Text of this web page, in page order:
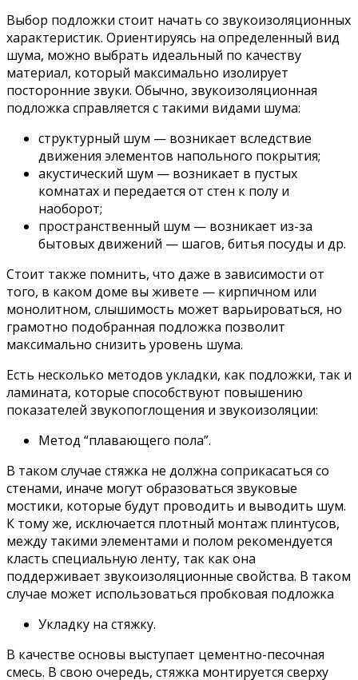
Выбор подложки стоит начать со звукоизоляционных
характеристик. Ориентируясь на определенный вид
шума, можно выбрать идеальный по качеству
материал, который максимально изолирует
посторонние звуки. Обычно, звукоизоляционная
подложка справляется с такими видами шума:
структурный шум — возникает вследствие
движения элементов напольного покрытия;
акустический шум — возникает в пустых
комнатах и передается от стен к полу и
наоборот;
пространственный шум — возникает из-за
бытовых движений — шагов, битья посуды и др.
Стоит также помнить, что даже в зависимости от
того, в каком доме вы живете — кирпичном или
монолитном, слышимость может варьироваться, но
грамотно подобранная подложка позволит
максимально снизить уровень шума.
Есть несколько методов укладки, как подложки, так и
ламината, которые способствуют повышению
показателей звукопоглощения и звукоизоляции:
Метод “плавающего пола”.
В таком случае стяжка не должна соприкасаться со
стенами, иначе могут образоваться звуковые
мостики, которые будут проводить и выводить шум.
К тому же, исключается плотный монтаж плинтусов,
между такими элементами и полом рекомендуется
класть специальную ленту, так как она
поддерживает звукоизоляционные свойства. В таком
случае может использоваться пробковая подложка
Укладку на стяжку.
В качестве основы выступает цементно-песочная
смесь. В свою очередь, стяжка монтируется сверху